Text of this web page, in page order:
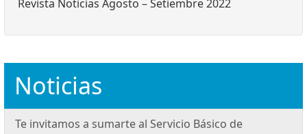
Revista Noticias Agosto – Setiembre 2022
Noticias
Te invitamos a sumarte al Servicio Básico de